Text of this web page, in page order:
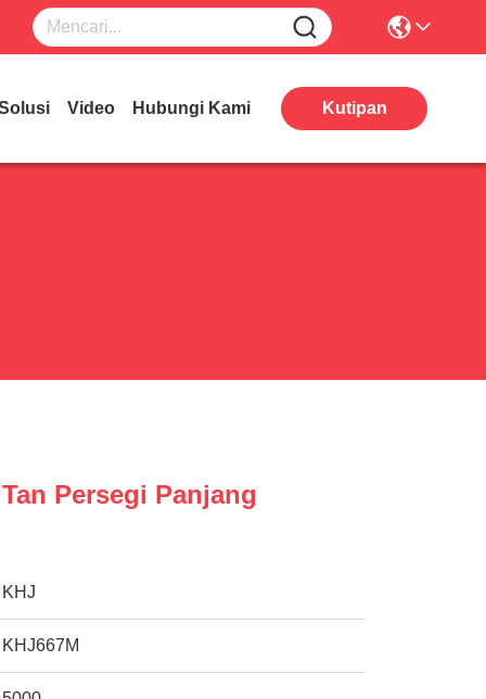
Video Hubungi Kami Kutipan
Persegi Panjang
KHJ
KHJ667M